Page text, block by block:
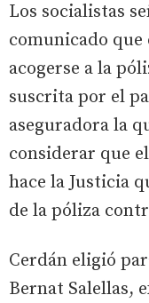
Los socialistas
comunicado
acogerse a la
suscrita por el
aseguradora la
considerar que
hace la Justicia
de la póliza
Cerdán eligió
Bernat Salellas,